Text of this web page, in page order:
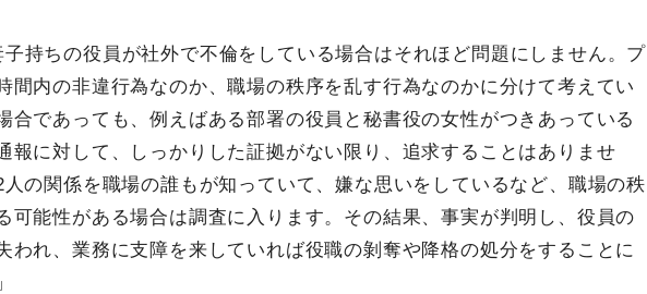
子持ちの役員が社外で不倫をしている場合はそれほど問題にしません。プ
間内の非違行為なのか、職場の秩序を乱す行為なのかに分けて考えてい
合であっても、例えばある部署の役員と秘書役の女性がつきあっている
報に対して、しっかりした証拠がない限り、追求することはありませ
の関係を職場の誰もが知っていて、嫌な思いをしているなど、職場の秩
可能性がある場合は調査に入ります。その結果、事実が判明し、役員の
われ、業務に支障を来していれば役職の剝奪や降格の処分をすることに